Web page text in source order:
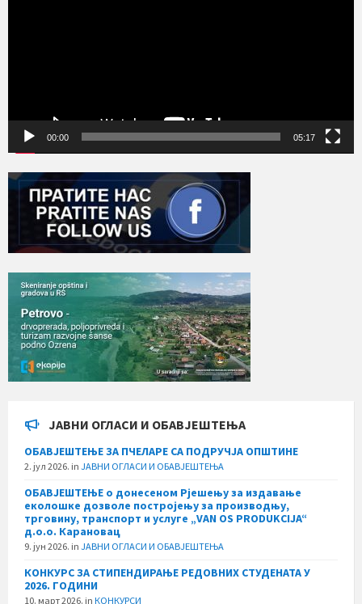
00:00 05:17
ЈАВНИ ОГЛАСИ И ОБАВЈЕШТЕЊА
ОБАВЈЕШТЕЊЕ ЗА ПЧЕЛАРЕ СА ПОДРУЧЈА ОПШТИНЕ
2. јул 2026. in ЈАВНИ ОГЛАСИ И ОБАВЈЕШТЕЊА
ОБАВЈЕШТЕЊЕ о донесеном Рјешењу за издавање
еколошке дозволе постројењу за производњу,
трговину, транспорт и услуге „VAN OS PRODUKCIJA“
д.о.о. Карановац
9. јун 2026. in ЈАВНИ ОГЛАСИ И ОБАВЈЕШТЕЊА
КОНКУРС ЗА СТИПЕНДИРАЊЕ РЕДОВНИХ СТУДЕНАТА У
2026. ГОДИНИ
10. март 2026. in КОНКУРСИ